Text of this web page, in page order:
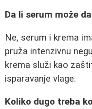
Da li serum može
Ne, serum i krema
pruža intenzivnu
krema služi kao
isparavanje vlage.
Koliko dugo treba